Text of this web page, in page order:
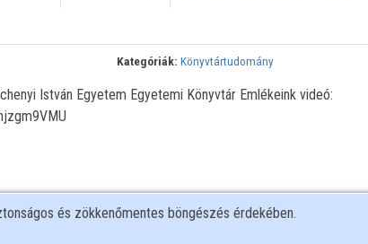
Kategóriák: Könyvtártudomány
István Egyetem Egyetemi Könyvtár Emlékeink videó:
és zökkenőmentes böngészés érdekében.